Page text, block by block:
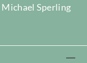
Sperling